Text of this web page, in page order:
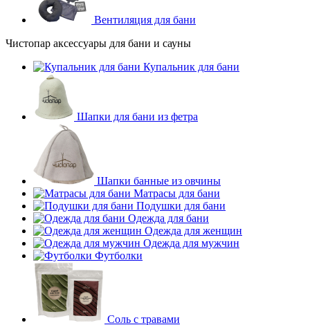
Вентиляция для бани
Чистопар аксессуары для бани и сауны
Купальник для бани
Шапки для бани из фетра
Шапки банные из овчины
Матрасы для бани
Подушки для бани
Одежда для бани
Одежда для женщин
Одежда для мужчин
Футболки
Соль с травами